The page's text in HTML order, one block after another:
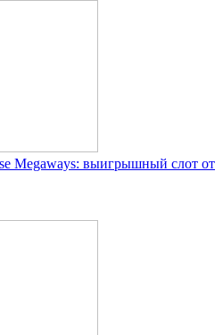
Megaways: выигрышный слот от